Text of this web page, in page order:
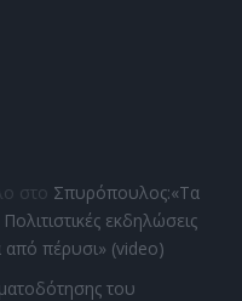
στο Σπυρόπουλος:«Τα
εκδηλώσεις
από πέρυσι» (video)
του